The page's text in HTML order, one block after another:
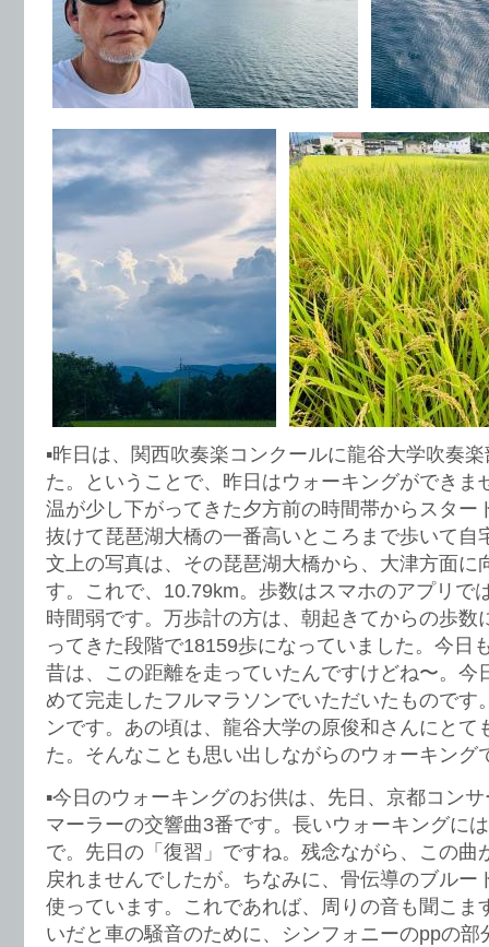
▪️昨日は、関西吹奏楽コンクールに龍谷大学吹奏
た。ということで、昨日はウォーキングができま
温が少し下がってきた夕方前の時間帯からスター
抜けて琵琶湖大橋の一番高いところまで歩いて自
文上の写真は、その琵琶湖大橋から、大津方面に
す。これで、10.79km。歩数はスマホのアプリで
時間弱です。万歩計の方は、朝起きてからの歩数
ってきた段階で18159歩になっていました。今日
昔は、この距離を走っていたんですけどね〜。今
めて完走したフルマラソンでいただいたものです
ンです。あの頃は、龍谷大学の原俊和さんにとて
た。そんなことも思い出しながらのウォーキング
▪️今日のウォーキングのお供は、先日、京都コン
マーラーの交響曲3番です。長いウォーキングに
で。先日の「復習」ですね。残念ながら、この曲
戻れませんでしたが。ちなみに、骨伝導のブルー
使っています。これであれば、周りの音も聞こま
いだと車の騒音のために、シンフォニーのppの部